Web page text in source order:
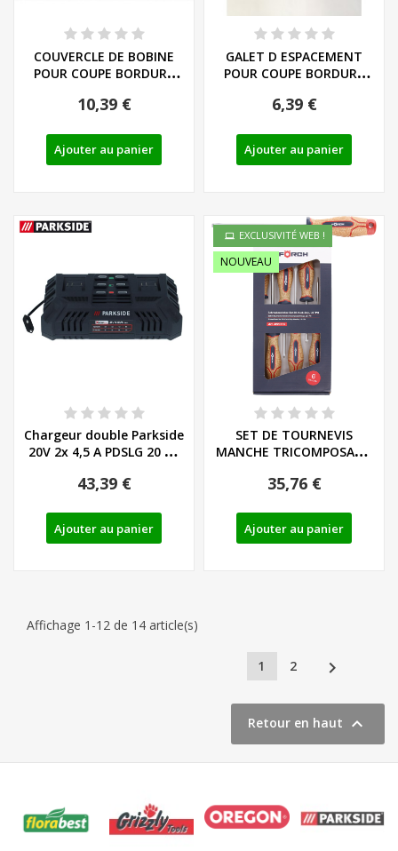
COUVERCLE DE BOBINE
POUR COUPE BORDURE
10,39 €
Ajouter au panier
GALET D ESPACEMENT
POUR COUPE BORDURE
6,39 €
Ajouter au panier
Chargeur double Parkside
20V 2x 4,5 A PDSLG 20 B1
43,39 €
Ajouter au panier
EXCLUSIVITÉ WEB !
NOUVEAU
SET DE TOURNEVIS
MANCHE TRICOMPOSANT
35,76 €
Ajouter au panier
Affichage 1-12 de 14 article(s)
1 2 
Retour en haut 